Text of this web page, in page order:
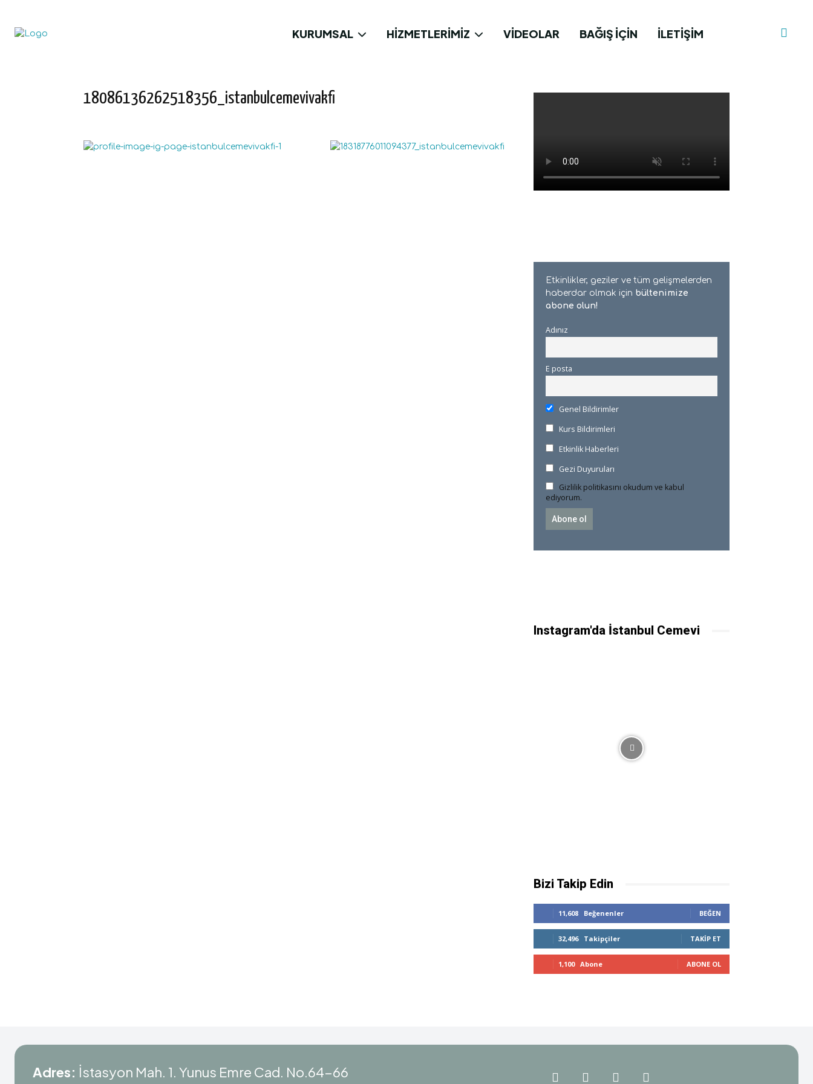
KURUMSAL HIZMETLERIMIZ VIDEOLAR BAĞIŞ İÇIN İLETIŞIM
18086136262518356_istanbulcemevivakfi
Etkinlikler, geziler ve tüm gelişmelerden
haberdar olmak için bültenimize
abone olun!
Adınız
E posta
Genel Bildirimler
Kurs Bildirimleri
Etkinlik Haberleri
Gezi Duyuruları
Gizlilik politikasını okudum ve kabul
ediyorum.
Instagram'da İstanbul Cemevi
Bizi Takip Edin
11,608 Beğenenler BEĞEN
32,496 Takipçiler TAKIP ET
1,100 Abone ABONE OL
Adres: İstasyon Mah. 1. Yunus Emre Cad. No.64-66